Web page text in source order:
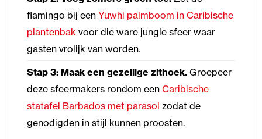
flamingo bij een Yuwhi palmboom in Caribische
plantenbak voor die ware jungle sfeer waar
gasten vrolijk van worden.
Stap 3: Maak een gezellige zithoek. Groepeer
deze sfeermakers rondom een Caribische
statafel Barbados met parasol zodat de
genodigden in stijl kunnen proosten.